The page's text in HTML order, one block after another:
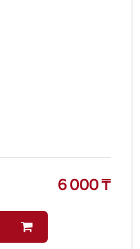
6 000 ₸